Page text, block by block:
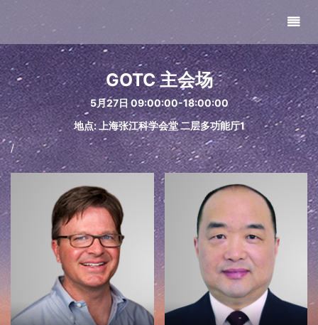
GOTC 主会场
5月27日 09:00:00-18:00:00
地点: 上海张江科学会堂 二层多功能厅1
/